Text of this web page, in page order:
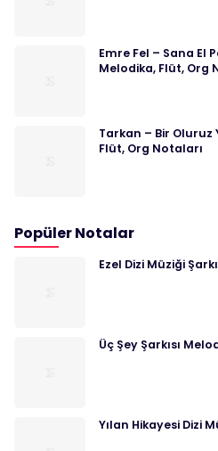
Emre Fel – Sana El
Melodika, Flüt, Org
Tarkan – Bir
Flüt, Org Notaları
Popüler Notalar
Ezel Dizi Müziği
Üç Şey Şarkısı
Yılan Hikayesi Dizi